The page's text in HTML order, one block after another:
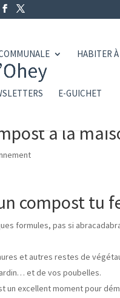
HABITER
E-GUICHET
à la
compost tu
formules, pas si
et autres restes de
et de vos poubelles.
un excellent moment pour